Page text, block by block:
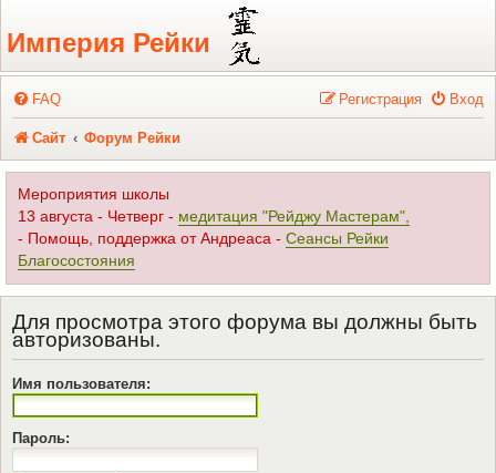
Регистрация
Империя Рейки
FAQ Вход
Регистрация
Сайт Форум Рейки
Мероприятия школы
13 августа - Четверг - медитация "Рейджу Мастерам",
- Помощь, поддержка от Андреаса - Сеансы Рейки
Благосостояния
Для просмотра этого форума вы должны быть
авторизованы.
Имя пользователя:
Пароль: